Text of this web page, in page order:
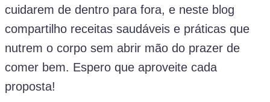
cuidarem de dentro para fora, e neste blog
compartilho receitas saudáveis e práticas que
nutrem o corpo sem abrir mão do prazer de
comer bem. Espero que aproveite cada
proposta!